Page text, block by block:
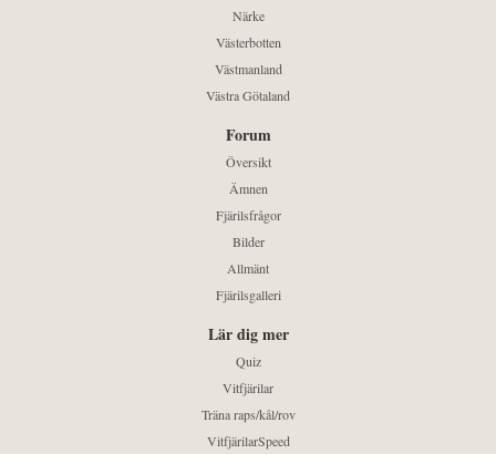
Närke
Västerbotten
Västmanland
Västra Götaland
Forum
Översikt
Ämnen
Fjärilsfrågor
Bilder
Allmänt
Fjärilsgalleri
Lär dig mer
Quiz
Vitfjärilar
Träna raps/kål/rov
VitfjärilarSpeed